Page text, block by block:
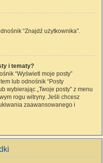
“Znajdź użytkownika”.
i tematy?
“Wyświetl moje posty”
lub odnośnik “Posty
wybierając „Twoje posty” z menu
rogu witryny. Jeśli chcesz
zaawansowanego i